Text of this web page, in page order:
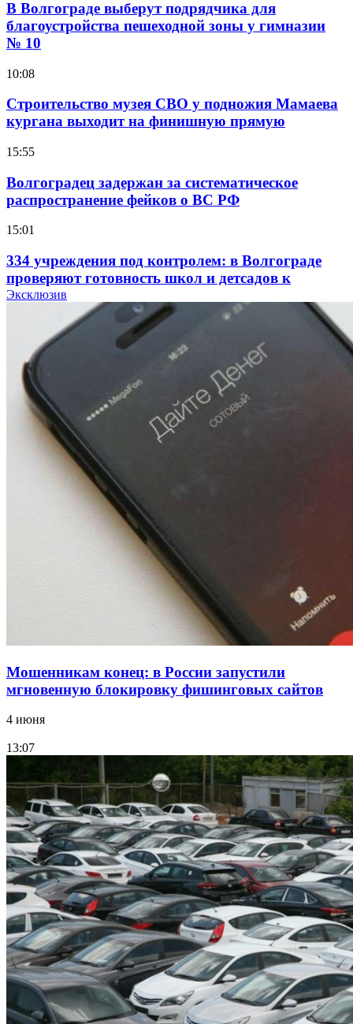
В Волгограде выберут подрядчика для
благоустройства пешеходной зоны у гимназии
№ 10
10:08
Строительство музея СВО у подножия Мамаева
кургана выходит на финишную прямую
15:55
Волгоградец задержан за систематическое
распространение фейков о ВС РФ
15:01
334 учреждения под контролем: в Волгограде
проверяют готовность школ и детсадов к
учебному году
Покушение на убийство в Волгограде: девушка
напала на незнакомую женщину с ножом
12:39
Сладкий праздник в Волгограде: в Центральном
парке прошёл фестиваль „Арбузный переполох“
Волгоградские компании нарастили экспорт:
заключены контракты на 3,6 млн долларов
Эксклюзив
Мошенникам конец: в России запустили
мгновенную блокировку фишинговых сайтов
4 июня
13:07